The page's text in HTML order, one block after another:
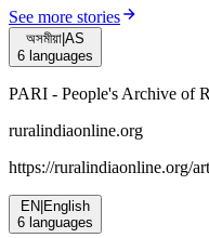
See more stories
অসমীয়া|AS
6 languages
PARI - People's Archive of
ruralindiaonline.org
https://ruralindiaonline.org/
EN|English
6 languages